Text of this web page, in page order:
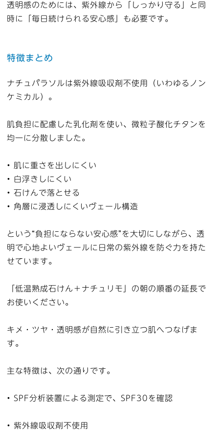
透明感のためには、紫外線から「しっかり守る」と同
時に「毎日続けられる安心感」も必要です。
特徴まとめ
ナチュパラソルは紫外線吸収剤不使用（いわゆるノン
ケミカル）。
肌負担に配慮した乳化剤を使い、微粒子酸化チタンを
均一に分散しました。
• 肌に重さを出しにくい
• 白浮きしにくい
• 石けんで落とせる
• 角層に浸透しにくいヴェール構造
という“負担にならない安心感”を大切にしながら、透
明で心地よいヴェールに日常の紫外線を防ぐ力を持た
せています。
「低温熟成石けん＋ナチュリモ」の朝の順番の延長で
お使いください。
キメ・ツヤ・透明感が自然に引き立つ肌へつなげま
す。
主な特徴は、次の通りです。
• SPF分析装置による測定で、SPF30を確認
• 紫外線吸収剤不使用